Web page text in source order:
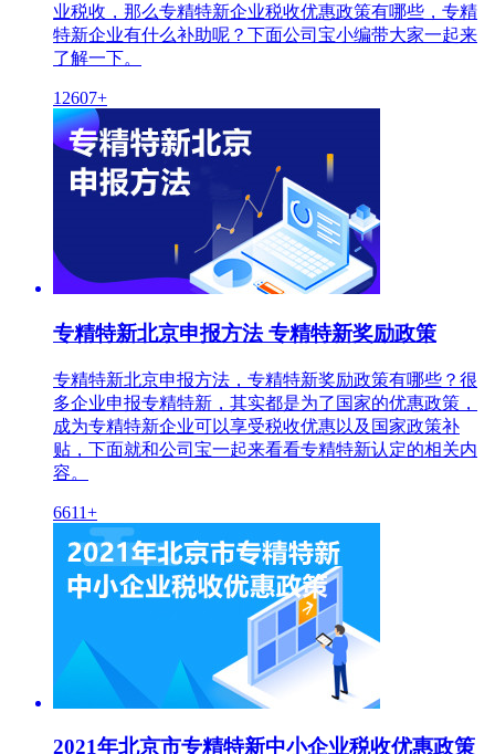
业税收，那么专精特新企业税收优惠政策有哪些，专精
特新企业有什么补助呢？下面公司宝小编带大家一起来
了解一下。
12607+
专精特新北京申报方法 专精特新奖励政策
专精特新北京申报方法，专精特新奖励政策有哪些？很
多企业申报专精特新，其实都是为了国家的优惠政策，
成为专精特新企业可以享受税收优惠以及国家政策补
贴，下面就和公司宝一起来看看专精特新认定的相关内
容。
6611+
2021年北京市专精特新中小企业税收优惠政策